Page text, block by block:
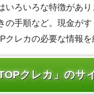
いろいろな特徴があ
の手順など。現金が
クレカの必要な情報を
TOPクレカ」のサ